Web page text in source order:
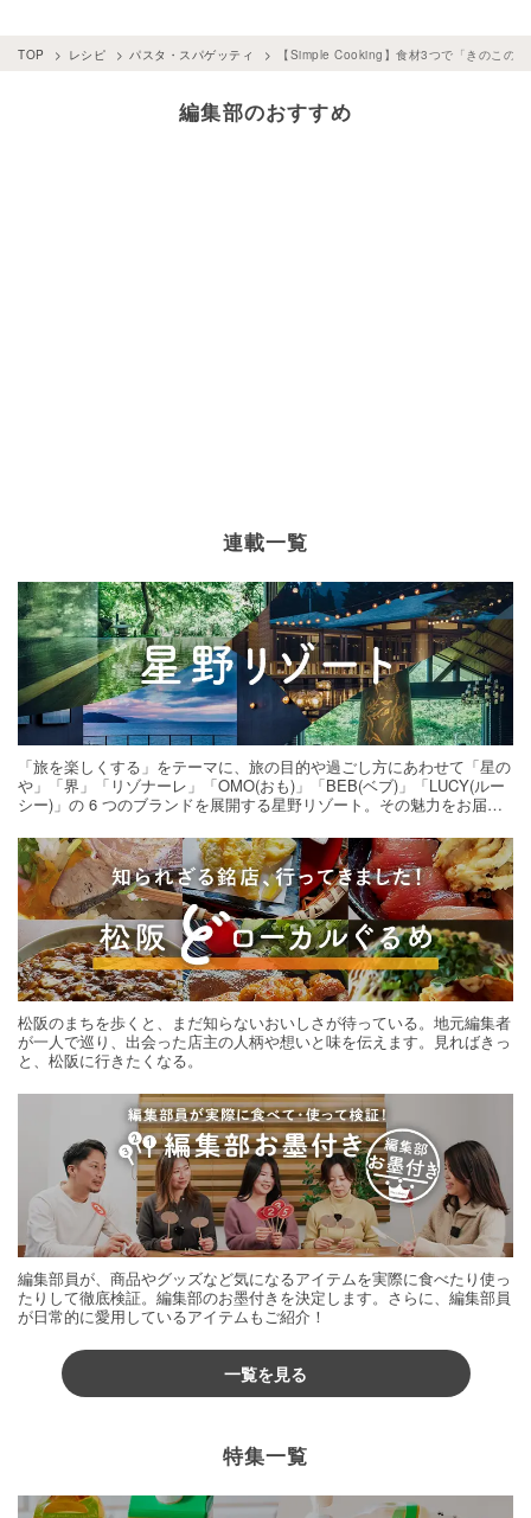
TOP レシピ パスタ・スパゲッティ 【Simple Cooking】食材3つで「きのこの
編集部のおすすめ
連載一覧
「旅を楽しくする」をテーマに、旅の目的や過ごし方にあわせて「星の
や」「界」「リゾナーレ」「OMO(おも)」「BEB(ベブ)」「LUCY(ルー
シー)」の 6 つのブランドを展開する星野リゾート。その魅力をお届け
松阪のまちを歩くと、まだ知らないおいしさが待っている。地元編集者
が一人で巡り、出会った店主の人柄や想いと味を伝えます。見ればきっ
と、松阪に行きたくなる。
編集部員が、商品やグッズなど気になるアイテムを実際に食べたり使っ
たりして徹底検証。編集部のお墨付きを決定します。さらに、編集部員
が日常的に愛用しているアイテムもご紹介！
一覧を見る
特集一覧